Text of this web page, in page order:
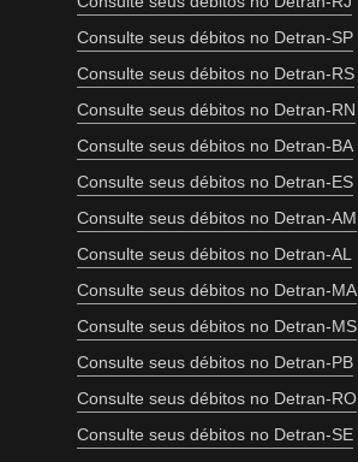
Consulte seus débitos no Detran-SP
Consulte seus débitos no Detran-RS
Consulte seus débitos no Detran-RN
Consulte seus débitos no Detran-BA
Consulte seus débitos no Detran-ES
Consulte seus débitos no Detran-AM
Consulte seus débitos no Detran-AL
Consulte seus débitos no Detran-MA
Consulte seus débitos no Detran-MS
Consulte seus débitos no Detran-PB
Consulte seus débitos no Detran-RO
Consulte seus débitos no Detran-SE